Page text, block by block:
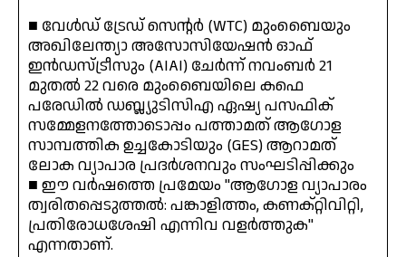
■ വേൾഡ് ട്രേഡ് സെന്റർ (WTC) മുംബൈയും
അഖിലേന്ത്യാ അസോസിയേഷൻ ഓഫ്
ഇൻഡസ്ട്രീസും (AIAI) ചേർന്ന് നവംബർ 21
മുതൽ 22 വരെ മുംബൈയിലെ കഫെ
പരേഡിൽ ഡബ്ല്യുടിസിഎ ഏഷ്യ പസഫിക്
സമ്മേളനത്തോടൊപ്പം പത്താമത് ആഗോള
സാമ്പത്തിക ഉച്ചകോടിയും (GES) ആറാമത്
ലോക വ്യാപാര പ്രദർശനവും സംഘടിപ്പിക്കും
■ ഈ വർഷത്തെ പ്രമേയം "ആഗോള വ്യാപാരം
ത്വരിതപ്പെടുത്തൽ: പങ്കാളിത്തം, കണക്റ്റിവിറ്റി,
പ്രതിരോധശേഷി എന്നിവ വളർത്തുക"
എന്നതാണ്.